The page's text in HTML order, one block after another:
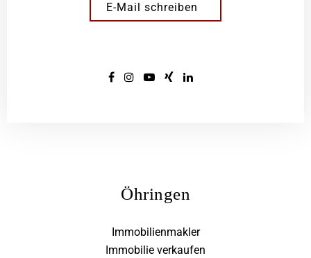
E-Mail schreiben
Öhringen
Immobilienmakler
Immobilie verkaufen